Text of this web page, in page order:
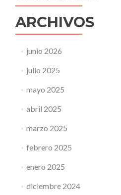
ARCHIVOS
junio 2026
julio 2025
mayo 2025
abril 2025
marzo 2025
febrero 2025
enero 2025
diciembre 2024